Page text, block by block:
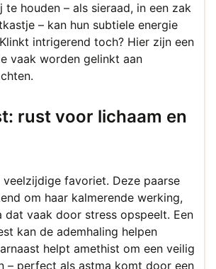
houden – als sieraad, in een zak
– kan hun subtiele energie
intrigerend toch? Hier zijn een
vaak worden gelinkt aan
rust voor lichaam en
veelzijdige favoriet. Deze paarse
om haar kalmerende werking,
dat vaak door stress opspeelt. Een
kan de ademhaling helpen
helpt amethist om een veilig
– perfect als astma komt door een